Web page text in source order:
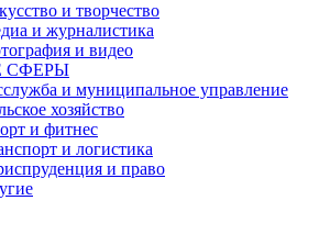
и творчество
и журналистика
и видео
СФЕРЫ
и муниципальное управление
хозяйство
и фитнес
и логистика
и право